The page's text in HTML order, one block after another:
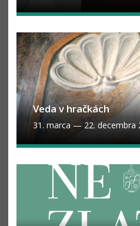
Veda v hračkách
31. marca— 22. decembra